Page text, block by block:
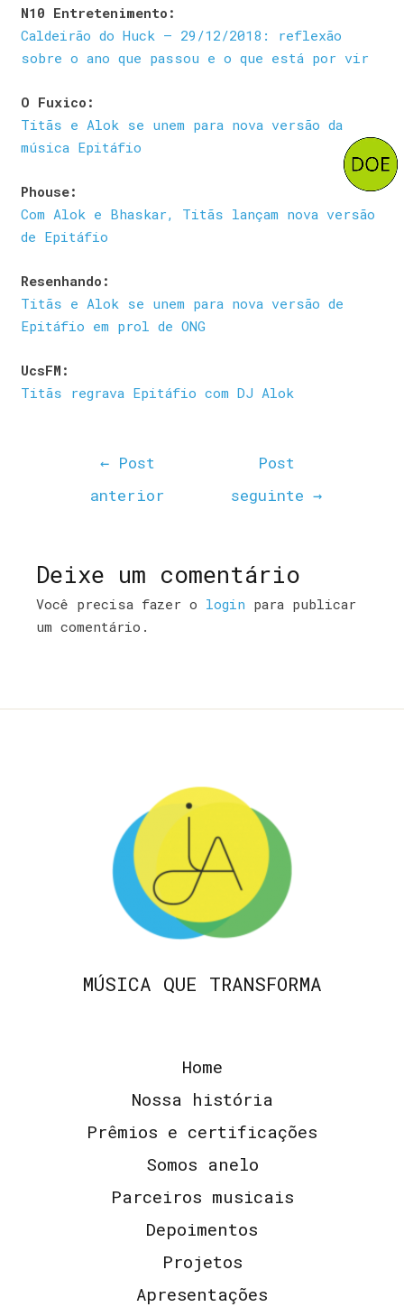
N10 Entretenimento:
Caldeirão do Huck – 29/12/2018: reflexão
sobre o ano que passou e o que está por vir
O Fuxico:
Titãs e Alok se unem para nova versão da
música Epitáfio
Phouse:
Com Alok e Bhaskar, Titãs lançam nova versão
de Epitáfio
Resenhando:
Titãs e Alok se unem para nova versão de
Epitáfio em prol de ONG
UcsFM:
Titãs regrava Epitáfio com DJ Alok
←Post
anterior
Post
seguinte→
Deixe um comentário
Você precisa fazer o login para publicar
um comentário.
MÚSICA QUE TRANSFORMA
Home
Nossa história
Prêmios e certificações
Somos anelo
Parceiros musicais
Depoimentos
Projetos
Apresentações